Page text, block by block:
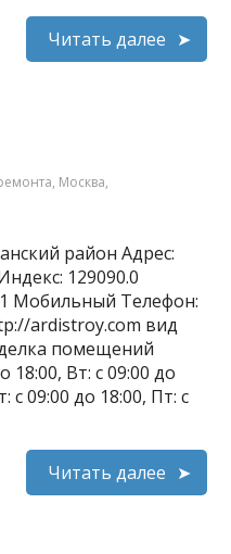
Читать далее
, Москва,
район Адрес:
129090.0
Мобильный Телефон:
ardistroy.com вид
помещений
18:00, Вт: с 09:00 до
с 09:00 до 18:00, Пт: с
Читать далее